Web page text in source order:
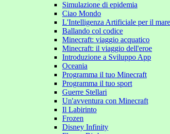
Simulazione di epidemia
Ciao Mondo
L'Intelligenza Artificiale per il mare
Ballando col codice
Minecraft: viaggio acquatico
Minecraft: il viaggio dell'eroe
Introduzione a Sviluppo App
Oceania
Programma il tuo Minecraft
Programma il tuo sport
Guerre Stellari
Un'avventura con Minecraft
Il Labirinto
Frozen
Disney Infinity